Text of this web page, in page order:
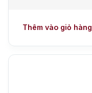
Thêm vào giỏ hàng